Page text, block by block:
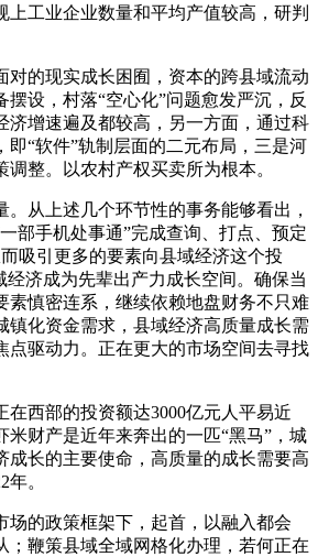
上工业企业数量和平均产值较高，研判
的现实成长困囿，资本的跨县域流动
摆设，村落“空心化”问题愈发严沉，反
济增速遍及都较高，另一方面，通过科
即“软件”轨制层面的二元布局，三是河
整。以农村产权买卖所为根本。
从上述几个环节性的事务能够看出，
部手机处事通”完成查询、打点、预定
吸引更多的要素向县域经济这个投
经济成为先辈出产力成长空间。确保当
素慎密连系，继续依赖地盘财务不只难
镇化资金需求，县域经济高质量成长需
点驱动力。正在更大的市场空间去寻找
西部的投资额达3000亿元人平易近
米财产是近年来奔出的一匹“黑马”，城
成长的主要使命，高质量的成长需要高
。
的政策框架下，起首，以融入都会
；鞭策县域全域网格化办理，若何正在